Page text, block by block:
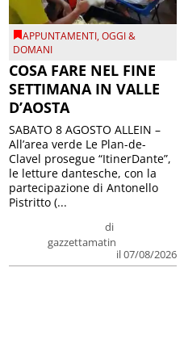
APPUNTAMENTI,OGGI &
DOMANI
COSA FARE NEL FINE
SETTIMANA IN VALLE
D’AOSTA
di
gazzettamatin
il 07/08/2026
SABATO 8 AGOSTO ALLEIN –
All’area verde Le Plan-de-
Clavel prosegue “ItinerDante”,
le letture dantesche, con la
partecipazione di Antonello
Pistritto (...